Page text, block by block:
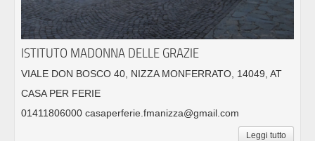
ISTITUTO MADONNA DELLE GRAZIE
VIALE DON BOSCO 40, NIZZA MONFERRATO, 14049, AT
CASA PER FERIE
01411806000 casaperferie.fmanizza@gmail.com
Leggi tutto